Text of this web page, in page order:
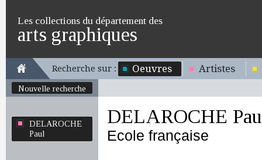
Les collections du département des
arts graphiques
Recherche sur : Oeuvres Artistes
Nouvelle recherche
DELAROCHE
Paul
DELAROCHE
Ecole française